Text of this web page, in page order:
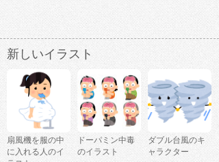
新しいイラスト
扇風機を服の中
に入れる人のイ
ドーパミン中毒
のイラスト
ダブル台風のキ
ャラクター